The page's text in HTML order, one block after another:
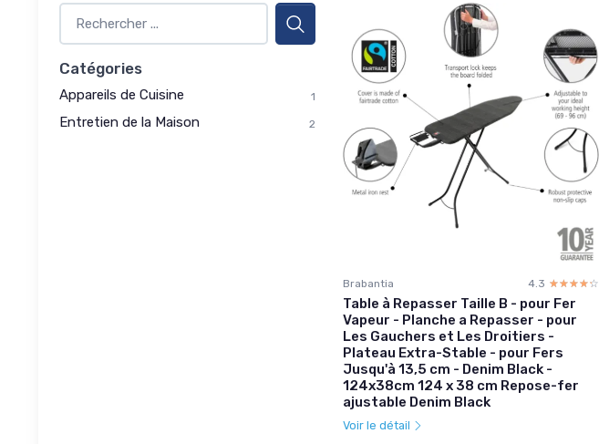
Catégories
Appareils de Cuisine 1
Entretien de la Maison 2
Brabantia 4.3 ☆☆☆☆☆
★★★★★
Table à Repasser Taille B - pour Fer
Vapeur - Planche a Repasser - pour
Les Gauchers et Les Droitiers -
Plateau Extra-Stable - pour Fers
Jusqu'à 13,5 cm - Denim Black -
124x38cm 124 x 38 cm Repose-fer
ajustable Denim Black
Voir le détail